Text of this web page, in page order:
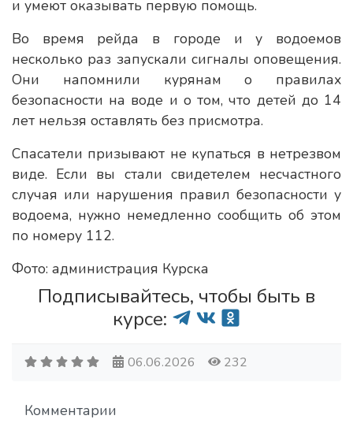
и умеют оказывать первую помощь.
Во время рейда в городе и у водоемов
несколько раз запускали сигналы оповещения.
Они напомнили курянам о правилах
безопасности на воде и о том, что детей до 14
лет нельзя оставлять без присмотра.
Спасатели призывают не купаться в нетрезвом
виде. Если вы стали свидетелем несчастного
случая или нарушения правил безопасности у
водоема, нужно немедленно сообщить об этом
по номеру 112.
Фото: администрация Курска
Подписывайтесь, чтобы быть в
курсе:
06.06.2026 232
Комментарии